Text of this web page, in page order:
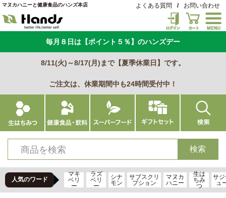
マヌカハニーと健康食品のハンズ本店 よくある質問 / お問い合わせ
毎月８日は【ポイント５％】のハンズデー
8/11(火)～8/17(月)まで【夏季休業日】です。
ご注文は、休業期間中も24時間受付中！
人気のワード
マキ
ベリ
ー
ラズ
ベリ
ー
シナ
モン
サブスクリ
プション
マヌカ
ハニー
生は
ちみ
つ
サ
ュ